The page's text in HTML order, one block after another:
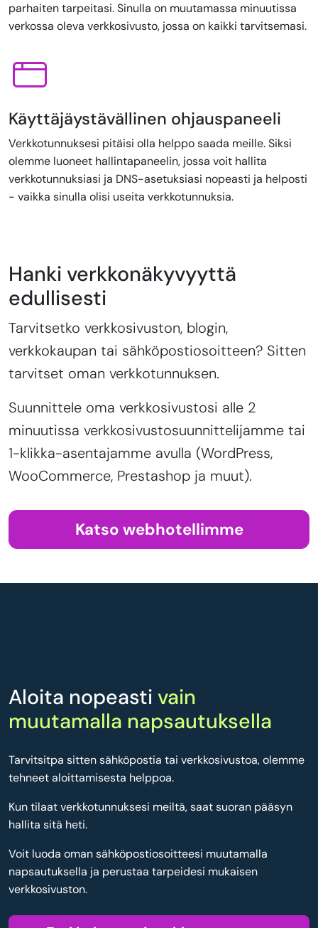
parhaiten tarpeitasi. Sinulla on muutamassa minuutissa
verkossa oleva verkkosivusto, jossa on kaikki tarvitsemasi.
Käyttäjäystävällinen ohjauspaneeli
Verkkotunnuksesi pitäisi olla helppo saada meille. Siksi
olemme luoneet hallintapaneelin, jossa voit hallita
verkkotunnuksiasi ja DNS-asetuksiasi nopeasti ja helposti
- vaikka sinulla olisi useita verkkotunnuksia.
Hanki verkkonäkyvyyttä
edullisesti
Tarvitsetko verkkosivuston, blogin,
verkkokaupan tai sähköpostiosoitteen? Sitten
tarvitset oman verkkotunnuksen.
Suunnittele oma verkkosivustosi alle 2
minuutissa verkkosivustosuunnittelijamme tai
1-klikka-asentajamme avulla (WordPress,
WooCommerce, Prestashop ja muut).
Katso webhotellimme
Aloita nopeasti vain
muutamalla napsautuksella
Tarvitsitpa sitten sähköpostia tai verkkosivustoa, olemme
tehneet aloittamisesta helppoa.
Kun tilaat verkkotunnuksesi meiltä, saat suoran pääsyn
hallita sitä heti.
Voit luoda oman sähköpostiosoitteesi muutamalla
napsautuksella ja perustaa tarpeidesi mukaisen
verkkosivuston.